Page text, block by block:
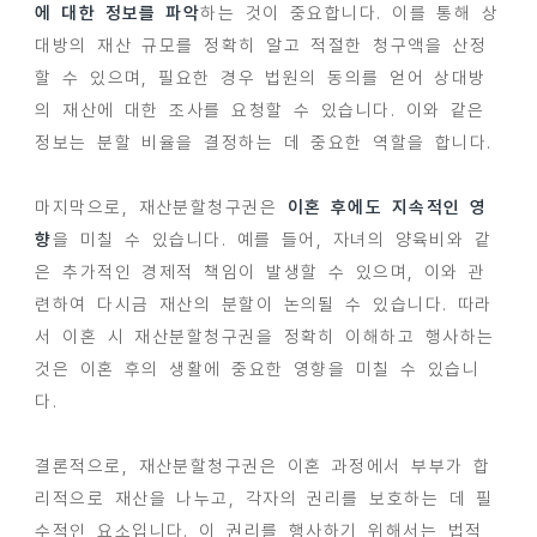
에 대한 정보를 파악하는 것이 중요합니다. 이를 통해 상
대방의 재산 규모를 정확히 알고 적절한 청구액을 산정
할 수 있으며, 필요한 경우 법원의 동의를 얻어 상대방
의 재산에 대한 조사를 요청할 수 있습니다. 이와 같은
정보는 분할 비율을 결정하는 데 중요한 역할을 합니다.
마지막으로, 재산분할청구권은 이혼 후에도 지속적인 영
향을 미칠 수 있습니다. 예를 들어, 자녀의 양육비와 같
은 추가적인 경제적 책임이 발생할 수 있으며, 이와 관
련하여 다시금 재산의 분할이 논의될 수 있습니다. 따라
서 이혼 시 재산분할청구권을 정확히 이해하고 행사하는
것은 이혼 후의 생활에 중요한 영향을 미칠 수 있습니
다.
결론적으로, 재산분할청구권은 이혼 과정에서 부부가 합
리적으로 재산을 나누고, 각자의 권리를 보호하는 데 필
수적인 요소입니다. 이 권리를 행사하기 위해서는 법적